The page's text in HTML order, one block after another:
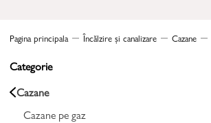
Pagina principala Încălzire și canalizare Cazane
Categorie
Cazane
Cazane pe gaz